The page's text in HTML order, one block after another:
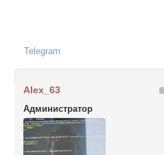
Telegram
Alex_63
Администратор